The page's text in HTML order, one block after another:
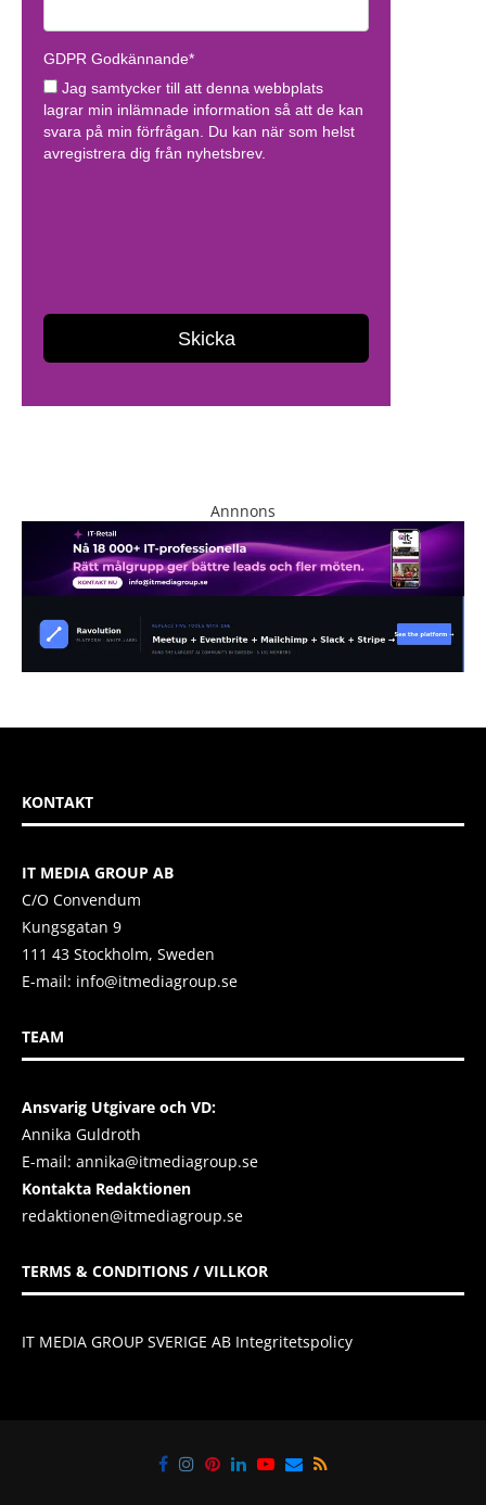
Annnons
KONTAKT
IT MEDIA GROUP AB
C/O Convendum
Kungsgatan 9
111 43 Stockholm, Sweden
E-mail: info@itmediagroup.se
TEAM
Ansvarig Utgivare och VD:
Annika Guldroth
E-mail: annika@itmediagroup.se
Kontakta Redaktionen
redaktionen@itmediagroup.se
TERMS & CONDITIONS / VILLKOR
IT MEDIA GROUP SVERIGE AB Integritetspolicy